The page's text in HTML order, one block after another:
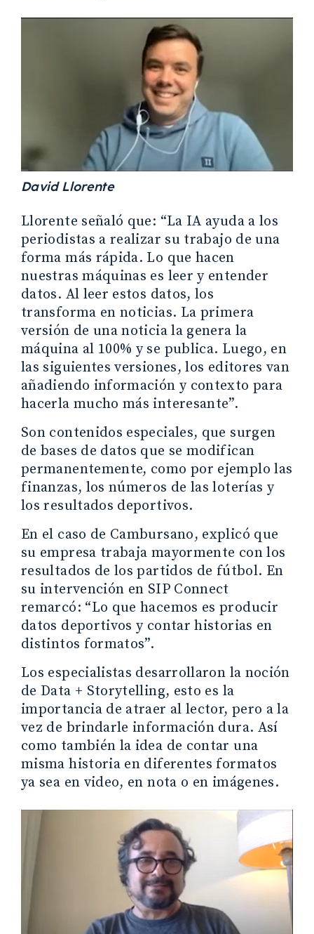
David Llorente
Llorente señaló que: “La IA ayuda a los
periodistas a realizar su trabajo de una
forma más rápida. Lo que hacen
nuestras máquinas es leer y entender
datos. Al leer estos datos, los
transforma en noticias. La primera
versión de una noticia la genera la
máquina al 100% y se publica. Luego, en
las siguientes versiones, los editores van
añadiendo información y contexto para
hacerla mucho más interesante”.
Son contenidos especiales, que surgen
de bases de datos que se modifican
permanentemente, como por ejemplo las
finanzas, los números de las loterías y
los resultados deportivos.
En el caso de Cambursano, explicó que
su empresa trabaja mayormente con los
resultados de los partidos de fútbol. En
su intervención en SIP Connect
remarcó: “Lo que hacemos es producir
datos deportivos y contar historias en
distintos formatos”.
Los especialistas desarrollaron la noción
de Data + Storytelling, esto es la
importancia de atraer al lector, pero a la
vez de brindarle información dura. Así
como también la idea de contar una
misma historia en diferentes formatos
ya sea en video, en nota o en imágenes.